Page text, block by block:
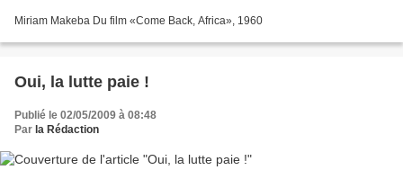
Miriam Makeba Du film «Come Back, Africa», 1960
Oui, la lutte paie !
Publié le 02/05/2009 à 08:48
Par la Rédaction